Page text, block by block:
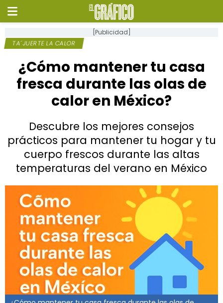
[Publicidad]
TA´JUERTE LA CALOR
¿Cómo mantener tu casa
fresca durante las olas de
calor en México?
Descubre los mejores consejos
prácticos para mantener tu hogar y tu
cuerpo frescos durante las altas
temperaturas del verano en México